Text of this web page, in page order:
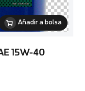
Añadir a bolsa
15W-40